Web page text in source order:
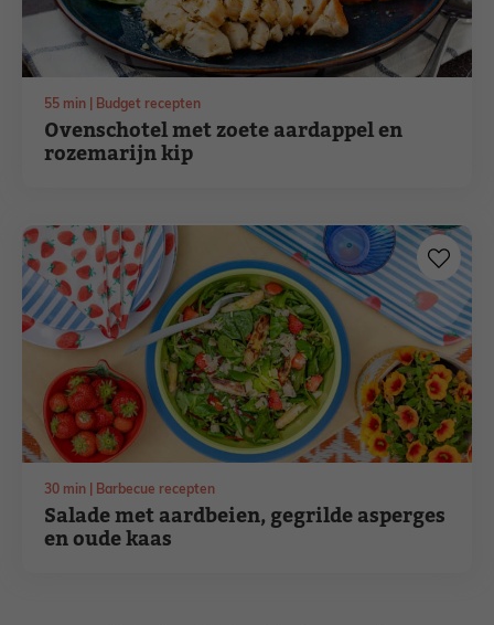
55minuten
min Budget recepten
Ovenschotel met zoete aardappel en
rozemarijn kip
30minuten
min Barbecue recepten
Salade met aardbeien, gegrilde asperges
en oude kaas